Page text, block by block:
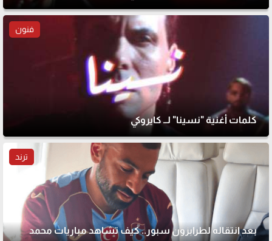
فنون
كلمات أغنية "نسينا" لــ كايروكي
ترند
بعد انتقاله لطرابزون سبور.. كيف تشاهد مباريات محمد